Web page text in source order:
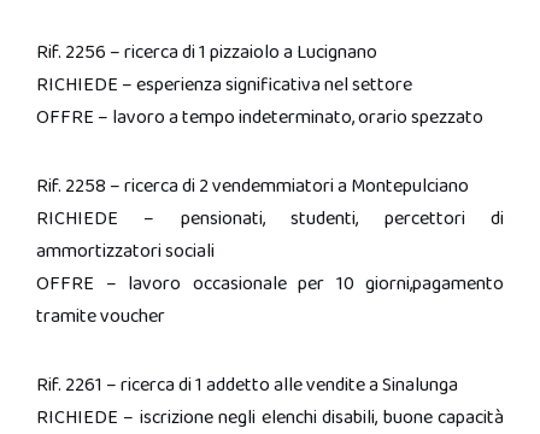
Rif. 2256 – ricerca di 1 pizzaiolo a Lucignano
RICHIEDE – esperienza significativa nel settore
OFFRE – lavoro a tempo indeterminato, orario spezzato
Rif. 2258 – ricerca di 2 vendemmiatori a Montepulciano
RICHIEDE – pensionati, studenti, percettori di
ammortizzatori sociali
OFFRE – lavoro occasionale per 10 giorni,pagamento
tramite voucher
Rif. 2261 – ricerca di 1 addetto alle vendite a Sinalunga
RICHIEDE – iscrizione negli elenchi disabili, buone capacità